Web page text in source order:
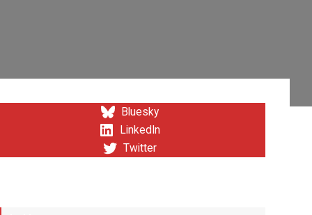
Bluesky
LinkedIn
Twitter